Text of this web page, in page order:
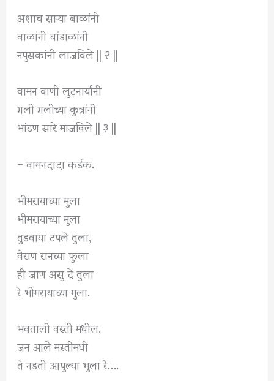
अशाच साऱ्या बाळांनी
बाळांनी चांडाळांनी
नपुसकांनी लाजविले || २ ||
वामन वाणी लुटनार्यांनी
गली गलीच्या कुत्रांनी
भांडण सारे माजविले || ३ ||
– वामनदादा कर्डक.
भीमरायाच्या मुला
भीमरायाच्या मुला
तुडवाया टपले तुला,
वैराण रानच्या फुला
ही जाण असु दे तुला
रे भीमरायाच्या मुला.
भवताली वस्ती मधील,
जन आले मस्तीमधी
ते नडती आपुल्या भुला रे….